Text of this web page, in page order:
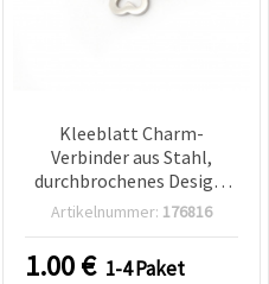
Kleeblatt Charm-
Verbinder aus Stahl,
durchbrochenes Design,
18x14x1 mm, Loch 1,5
Artikelnummer: 176816
1.00€ 1-4 Paket